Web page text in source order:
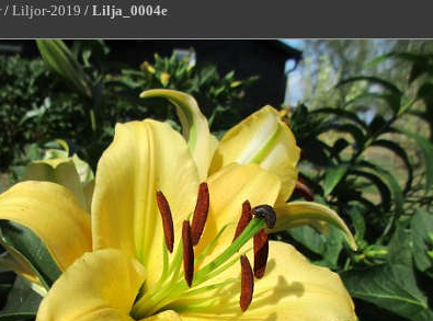
/ Liljor-2019 / Lilja_0004e